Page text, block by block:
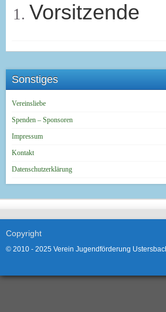
Vorsitzende
Sonstiges
Vereinsliebe
Spenden – Sponsoren
Impressum
Kontakt
Datenschutzerklärung
Copyright
© 2010 - 2025 Verein Jugendförderung